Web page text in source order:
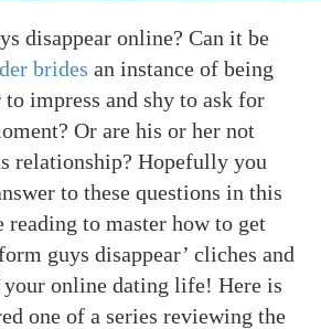
disappear online? Can it be
brides an instance of being
to impress and shy to ask for
Or are his or her not
relationship? Hopefully you
to these questions in this
to master how to get
guys disappear’ cliches and
your online dating life! Here is
one of a series reviewing the